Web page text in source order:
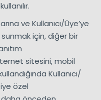
ve Kullanıcı/Üye’ye
için, diğer bir
sitesini, mobil
Kullanıcı/
özel